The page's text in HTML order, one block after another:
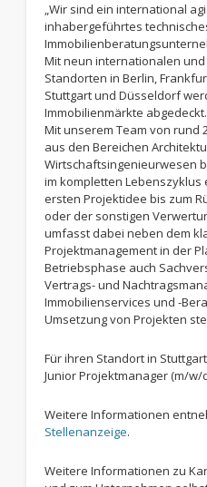
„Wir sind ein international
inhabergeführtes
Mit neun internationalen
Standorten in Berlin,
Stuttgart und Düsseldorf
Immobilienmärkte abgedeckt.
Mit unserem Team von rund
aus den Bereichen
Wirtschaftsingenieurwesen
im kompletten Lebenszyklus
ersten Projektidee bis zum
oder der sonstigen
umfasst dabei neben dem
Projektmanagement in der
Betriebsphase auch
Vertrags- und
Immobilienservices und -
Umsetzung von Projekten
Für ihren Standort in
Junior Projektmanager (m/w/
Weitere Informationen
Stellenanzeige.
Weitere Informationen zu